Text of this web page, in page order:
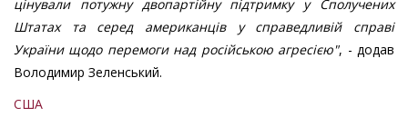
цінували потужну двопартійну підтримку у Сполучених
Штатах та серед американців у справедливій справі
України щодо перемоги над російською агресією", - додав
Володимир Зеленський.
США